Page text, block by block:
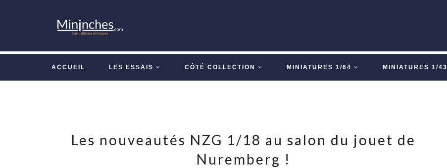
ACCUEIL LES ESSAIS CÔTÉ COLLECTION MINIATURES 1/64 MINIATURES 1/43
Les nouveautés NZG 1/18 au salon du jouet de
Nuremberg !